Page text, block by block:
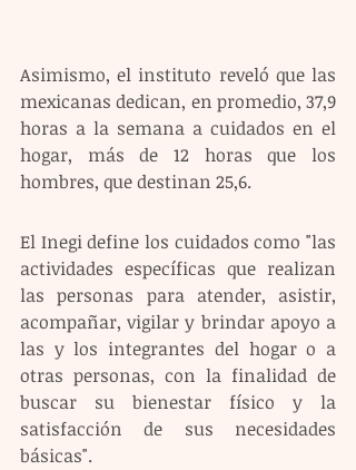
Asimismo, el instituto reveló que las
mexicanas dedican, en promedio, 37,9
horas a la semana a cuidados en el
hogar, más de 12 horas que los
hombres, que destinan 25,6.
El Inegi define los cuidados como "las
actividades específicas que realizan
las personas para atender, asistir,
acompañar, vigilar y brindar apoyo a
las y los integrantes del hogar o a
otras personas, con la finalidad de
buscar su bienestar físico y la
satisfacción de sus necesidades
básicas".